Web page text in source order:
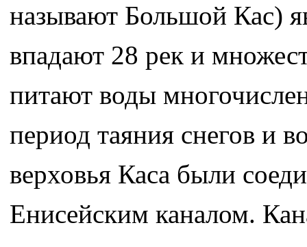
называют Большой Кас)
впадают 28 рек и
питают воды
период таяния снегов и
верховья Каса были
Енисейским каналом.